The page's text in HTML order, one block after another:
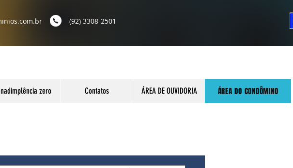
(92) 3308-2501
zero Contatos ÁREA DE OUVIDORIA ÁREA DO CONDÔMINO